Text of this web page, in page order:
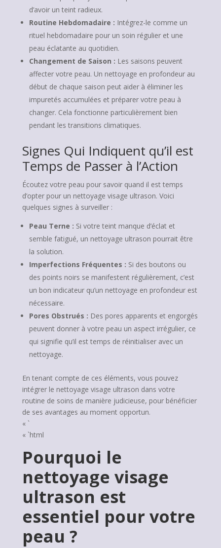
d’avoir un teint radieux.
Routine Hebdomadaire : Intégrez-le comme un
rituel hebdomadaire pour un soin régulier et une
peau éclatante au quotidien.
Changement de Saison : Les saisons peuvent
affecter votre peau. Un nettoyage en profondeur au
début de chaque saison peut aider à éliminer les
impuretés accumulées et préparer votre peau à
changer. Cela fonctionne particulièrement bien
pendant les transitions climatiques.
Signes Qui Indiquent qu’il est
Temps de Passer à l’Action
Écoutez votre peau pour savoir quand il est temps
d’opter pour un nettoyage visage ultrason. Voici
quelques signes à surveiller :
Peau Terne : Si votre teint manque d’éclat et
semble fatigué, un nettoyage ultrason pourrait être
la solution.
Imperfections Fréquentes : Si des boutons ou
des points noirs se manifestent régulièrement, c’est
un bon indicateur qu’un nettoyage en profondeur est
nécessaire.
Pores Obstrués : Des pores apparents et engorgés
peuvent donner à votre peau un aspect irrégulier, ce
qui signifie qu’il est temps de réinitialiser avec un
nettoyage.
En tenant compte de ces éléments, vous pouvez
intégrer le nettoyage visage ultrason dans votre
routine de soins de manière judicieuse, pour bénéficier
de ses avantages au moment opportun.
« `
« `html
Pourquoi le
nettoyage visage
ultrason est
essentiel pour votre
peau ?